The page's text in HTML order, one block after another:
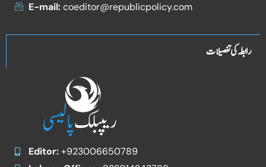
E-mail:coeditor@republicpolicy.com
رابطہ کی تفصیلات
Editor:+923006650789